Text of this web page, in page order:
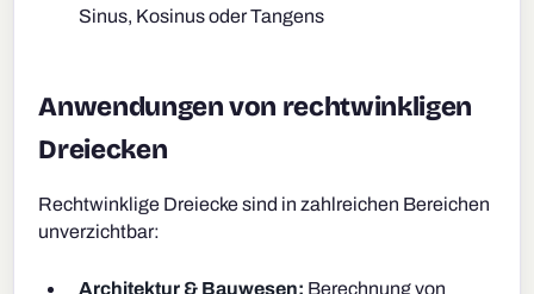
Sinus, Kosinus oder Tangens
Anwendungen von rechtwinkligen
Dreiecken
Rechtwinklige Dreiecke sind in zahlreichen Bereichen
unverzichtbar:
Architektur & Bauwesen: Berechnung von